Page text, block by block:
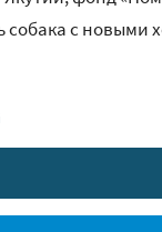
собака с новыми